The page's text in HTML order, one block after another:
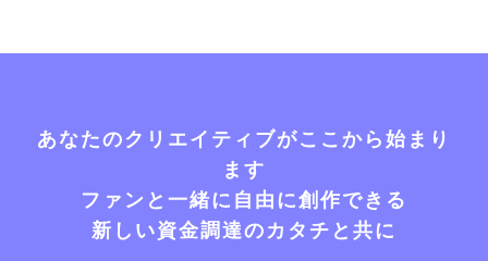
あなたのクリエイティブがここから始まり
ます
ファンと一緒に自由に創作できる
新しい資金調達のカタチと共に